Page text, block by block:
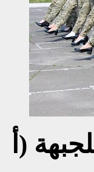
للجبهة (أ